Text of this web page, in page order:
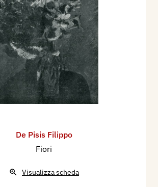
De Pisis Filippo
Fiori
Visualizza scheda